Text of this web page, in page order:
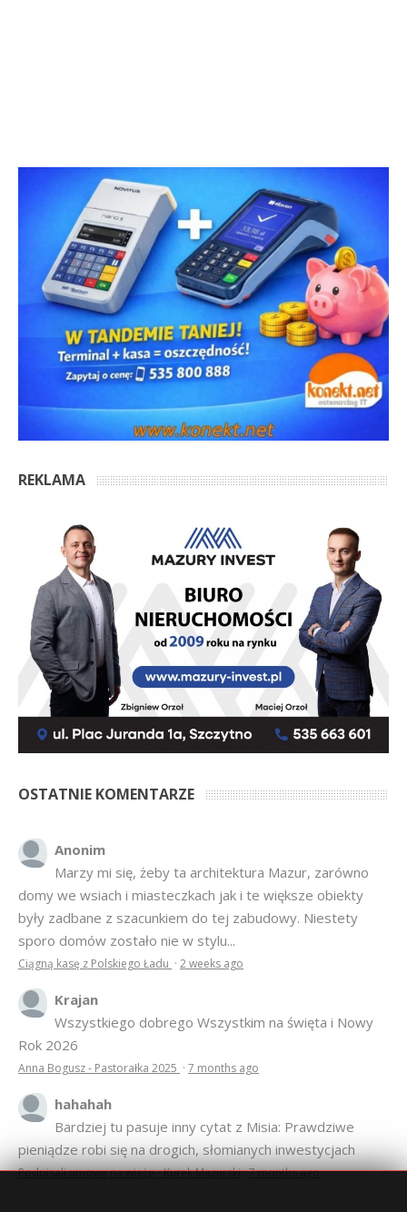
REKLAMA
OSTATNIE KOMENTARZE
Anonim
Marzy mi się, żeby ta architektura Mazur, zarówno
domy we wsiach i miasteczkach jak i te większe obiekty
były zadbane z szacunkiem do tej zabudowy. Niestety
sporo domów zostało nie w stylu...
Ciągną kasę z Polskiego Ładu · 2 weeks ago
Krajan
Wszystkiego dobrego Wszystkim na święta i Nowy
Rok 2026
Anna Bogusz - Pastorałka 2025 · 7 months ago
hahahah
Bardziej tu pasuje inny cytat z Misia: Prawdziwe
pieniądze robi się na drogich, słomianych inwestycjach
Podpisali umowę na wieżę - Kurek Mazurski·7 months ago